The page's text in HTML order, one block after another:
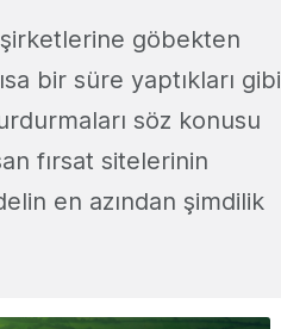
göbekten
bir süre yaptıkları gibi
söz konusu
fırsat sitelerinin
en azından şimdilik